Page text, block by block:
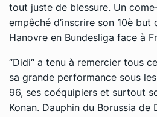
tout juste de blessure. Un
empêché d’inscrire son 10è but
Hanovre en Bundesliga face à
“Didi“ a tenu à remercier tous
sa grande performance sous
96, ses coéquipiers et surtout
Konan. Dauphin du Borussia de